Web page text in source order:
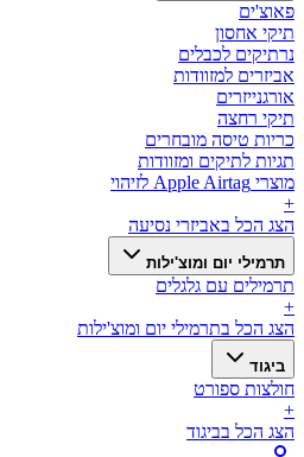
פאוצ'ים
תיקי אחסון
נרתיקים לכבלים
אביזרים למזוודות
אורגנייזרים
תיקי רחצה
כריות טיסה מובחרים
תגיות לתיקים ומזוודות
מוצרי Apple Airtag לזיהוי
+
הצג הכל באביזרי נסיעה
תרמילי יום ומוצ'ילות
תרמילים עם גלגלים
+
הצג הכל בתרמילי יום ומוצ'ילות
ביגוד
חולצות ספורט
+
הצג הכל בביגוד